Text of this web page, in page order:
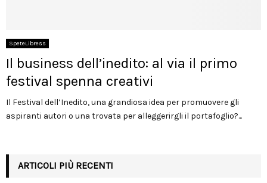
SpeteLibress
Il business dell’inedito: al via il primo
festival spenna creativi
Il Festival dell’Inedito, una grandiosa idea per promuovere gli
aspiranti autori o una trovata per alleggerirgli il portafoglio?...
ARTICOLI PIÙ RECENTI